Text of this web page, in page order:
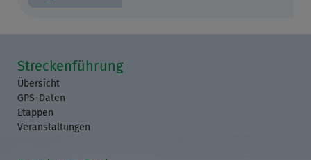
Streckenführung
Übersicht
GPS-Daten
Etappen
Veranstaltungen